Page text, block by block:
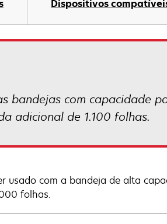
Dispositivos
bandejas com capacidade
adicional de 1.100 folhas.
usado com a bandeja de alta
folhas.